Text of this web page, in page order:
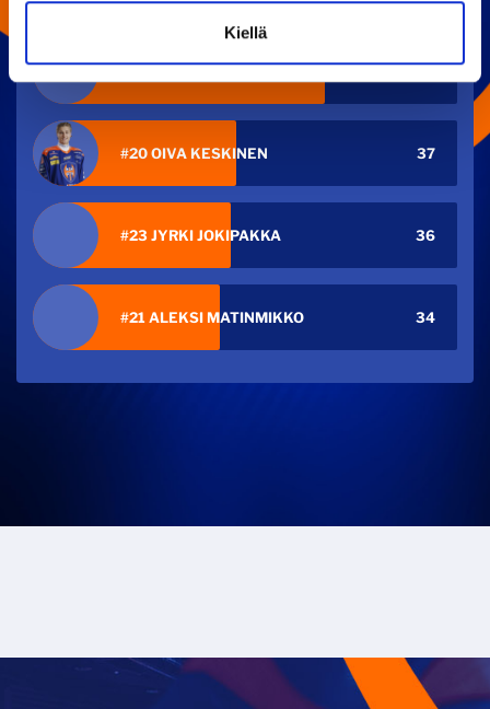
Kiellä
#11 KASPER SIMONTAIVAL 53
#20 OIVA KESKINEN 37
#23 JYRKI JOKIPAKKA 36
#21 ALEKSI MATINMIKKO 34